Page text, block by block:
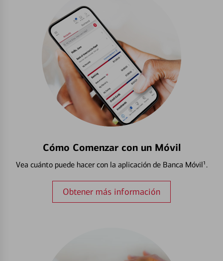
Cómo Comenzar con un Móvil
Vea cuánto puede hacer con la aplicación de Banca Móvil¹.
Obtener más información